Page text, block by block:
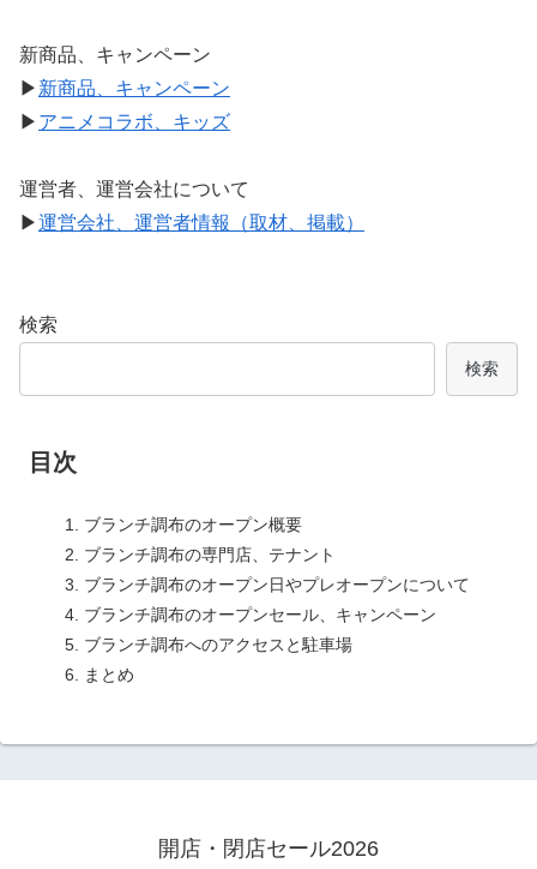
新商品、キャンペーン
▶ 新商品、キャンペーン
▶ アニメコラボ、キッズ
運営者、運営会社について
▶運営会社、運営者情報（取材、掲載）
検索
検索
目次
ブランチ調布のオープン概要
ブランチ調布の専門店、テナント
ブランチ調布のオープン日やプレオープンについて
ブランチ調布のオープンセール、キャンペーン
ブランチ調布へのアクセスと駐車場
まとめ
開店・閉店セール2026